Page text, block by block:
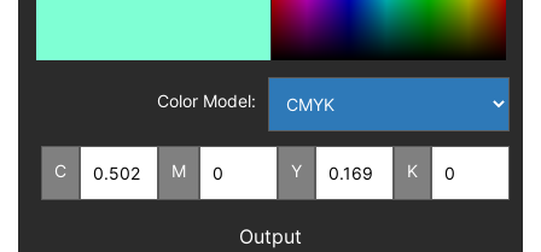
Color Model:
C M Y K
Output